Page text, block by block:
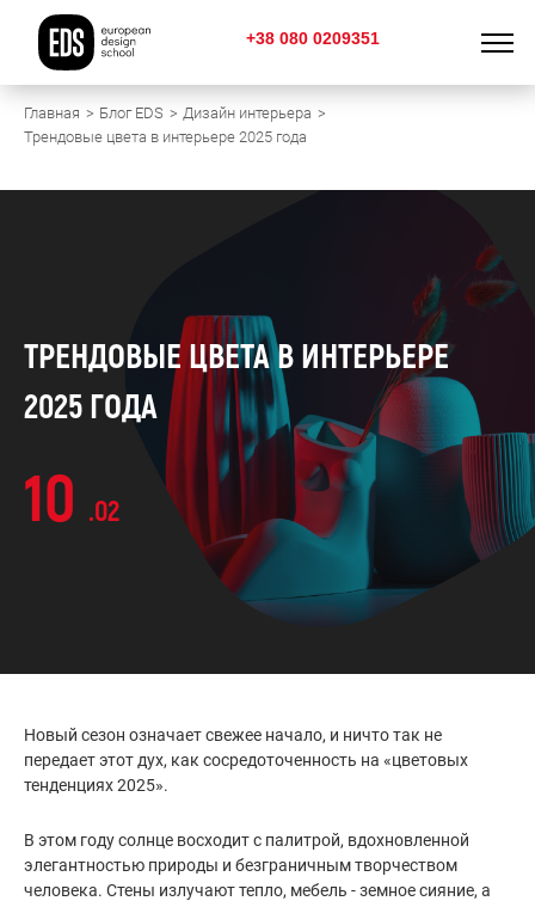
+38 080 0209351
Главная Блог EDS
Дизайн интерьера
Трендовые цвета в интерьере 2025 года
ТРЕНДОВЫЕ ЦВЕТА В ИНТЕРЬЕРЕ
2025 ГОДА
10 .02
Новый сезон означает свежее начало, и ничто так не
передает этот дух, как сосредоточенность на «цветовых
тенденциях 2025».
В этом году солнце восходит с палитрой, вдохновленной
элегантностью природы и безграничным творчеством
человека. Стены излучают тепло, мебель - земное сияние, а